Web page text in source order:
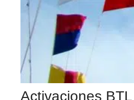
Activaciones